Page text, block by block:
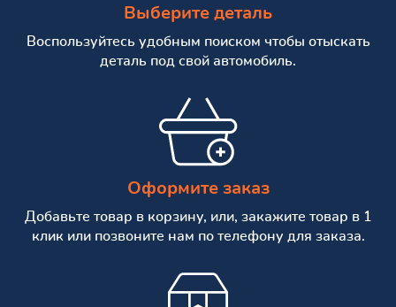
Выберите деталь
Воспользуйтесь удобным поиском чтобы отыскать
деталь под свой автомобиль.
Оформите заказ
Добавьте товар в корзину, или, закажите товар в 1
клик или позвоните нам по телефону для заказа.